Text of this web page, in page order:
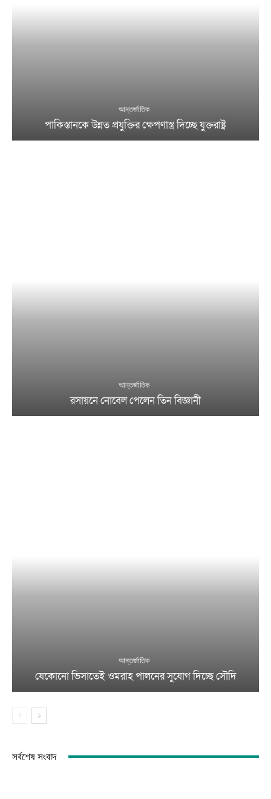
আন্তর্জাতিক
পাকিস্তানকে উন্নত প্রযুক্তির ক্ষেপণাস্ত্র দিচ্ছে যুক্তরাষ্ট্র
আন্তর্জাতিক
রসায়নে নোবেল পেলেন তিন বিজ্ঞানী
আন্তর্জাতিক
যেকোনো ভিসাতেই ওমরাহ পালনের সুযোগ দিচ্ছে সৌদি
সর্বশেষ সংবাদ